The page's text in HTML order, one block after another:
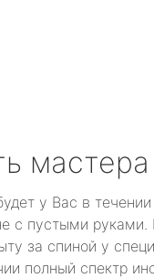
мастера
у Вас в
с пустыми руками.
за спиной у
полный спектр